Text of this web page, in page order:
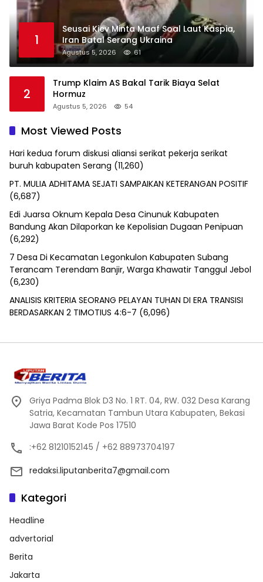
1
Seusai Kiev Minta Maaf Soal Laut Kaspia,
Iran Batal Serang Ukraina
Agustus 5, 2026 61
2
Trump Klaim AS Bakal Tarik Biaya Selat
Hormuz
Agustus 5, 2026 54
Most Viewed Posts
Hari kedua forum diskusi aliansi serikat pekerja serikat
buruh kabupaten Serang (11,260)
PT. MULIA ADHITAMA SEJATI SAMPAIKAN KETERANGAN POSITIF
(6,687)
Edi Juarsa Oknum Kepala Desa Cinunuk Kabupaten
Bandung Akan Dilaporkan ke Kepolisian Dugaan Penipuan
(6,292)
7 Desa Di Kecamatan Legonkulon Kabupaten Subang
Terancam Terendam Banjir, Warga Khawatir Tanggul Jebol
(6,230)
ANALISIS KRITERIA SEORANG PELAYAN TUHAN DI ERA TRANSISI
BERDASARKAN 2 TIMOTIUS 4:6-7 (6,096)
Griya Padma Blok D3 No. 1 RT. 04, RW. 032 Desa Karang
Satria, Kecamatan Tambun Utara Kabupaten, Bekasi
Jawa Barat Kode Pos 17510
:+62 81210152145 / +62 88973704197
redaksi.liputanberita7@gmail.com
Kategori
Headline
advertorial
Berita
Jakarta